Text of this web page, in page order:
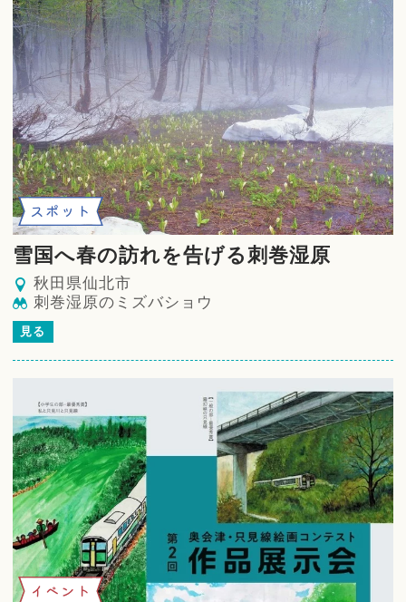
スポット
雪国へ春の訪れを告げる刺巻湿原
秋田県仙北市
刺巻湿原のミズバショウ
見る
イベント